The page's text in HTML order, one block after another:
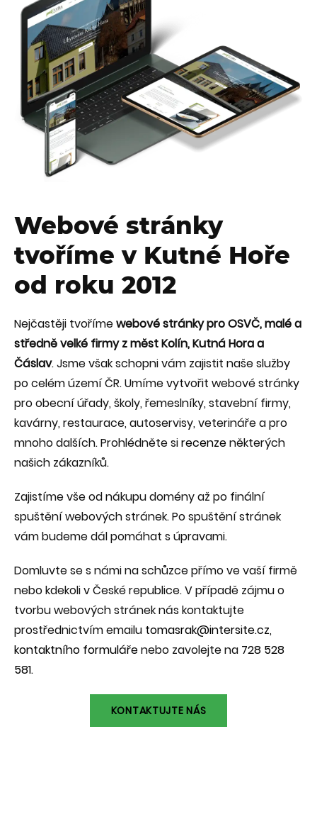
Webové stránky
tvoříme v Kutné Hoře
od roku 2012
Nejčastěji tvořímewebové stránky pro OSVČ, malé a
středně velké firmy z měst Kolín, Kutná Hora a
Čáslav. Jsme však schopni vám zajistit naše služby
po celém území ČR. Umíme vytvořit webové stránky
pro obecní úřady, školy, řemeslníky, stavební firmy,
kavárny, restaurace, autoservisy, veterináře a pro
mnoho dalších. Prohlédněte sirecenzeněkterých
našich zákazníků.
Zajistíme vše od nákupu domény až po finální
spuštění webových stránek. Po spuštění stránek
vám budeme dál pomáhat s úpravami.
Domluvte se s námi na schůzce přímo ve vaší firmě
nebo kdekoli v České republice. V případě zájmu o
tvorbu webových stránek nás kontaktujte
prostřednictvím emailu tomasrak@intersite.cz,
kontaktního formulářenebo zavolejte na 728 528
581.
KONTAKTUJTE NÁS